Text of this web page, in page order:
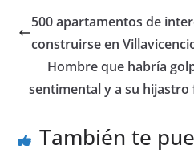
e
b
o
o
s
A
p
p
e
n
g
er
500 apartamentos de
construirse en
Hombre que habría
sentimental y a su hijastro
También te